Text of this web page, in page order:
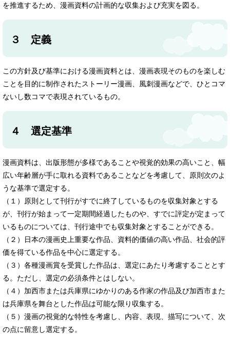
を推進するため、漫画資料の計画的な収集および充実を図る。
３ 定義
この方針及び基準における漫画資料とは、漫画表現そのものを楽しむ
ことを目的に制作されたストーリー漫画、風刺漫画などで、ひとコマ
ないし数コマで表現されているもの。
４ 選定基準
漫画資料は、出版形態が多様であることや視覚的効果の高いこと、幅
広い年齢層が手に取れる資料であることなどを考慮して、原則次のよ
うな基準で選定する。
（１）原則として刊行がすでに終了しているものを収集対象とする
が、刊行が始まって一定期間経過したものや、すでに評定が定まって
いるものについては、刊行途中でも収集対象とすることができる。
（２）日本の漫画史上重要な作品、資料的価値の高い作品、社会的評
価を得ている作品を中心に選定する。
（３）各種漫画賞を受賞した作品は、選定にあたり考慮することとす
る。ただし、選定の必須条件とはしない。
（４）加西市または兵庫県にゆかりのある作家の作品及び加西市また
は兵庫県を舞台とした作品は可能な限り収集する。
（５）漫画の視覚的な特性を考慮し、内容、表現、描写について、次
の点に留意し選定する。